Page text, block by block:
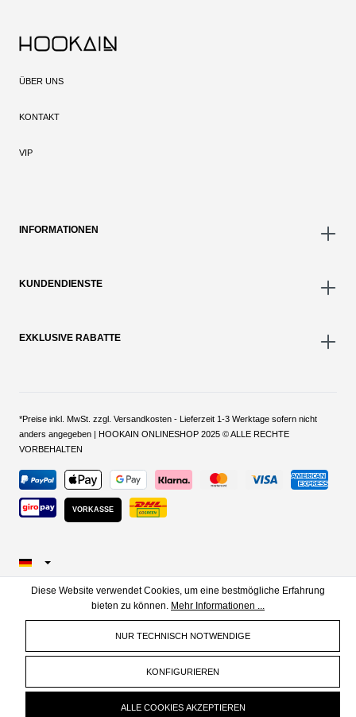
ÜBER UNS
KONTAKT
VIP
INFORMATIONEN
KUNDENDIENSTE
EXKLUSIVE RABATTE
*Preise inkl. MwSt. zzgl. Versandkosten - Lieferzeit 1-3 Werktage sofern nicht
anders angegeben | HOOKAIN ONLINESHOP 2025 © ALLE RECHTE
VORBEHALTEN
VORKASSE
Diese Website verwendet Cookies, um eine bestmögliche Erfahrung
bieten zu können. Mehr Informationen ...
NUR TECHNISCH NOTWENDIGE
KONFIGURIEREN
ALLE COOKIES AKZEPTIEREN